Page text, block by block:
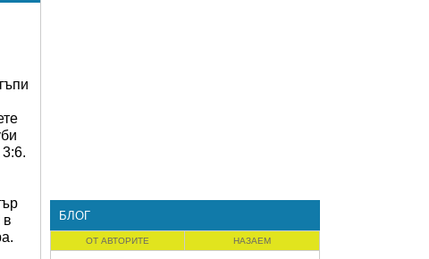
в
БЛОГ
ОТ АВТОРИТЕ НАЗАЕМ